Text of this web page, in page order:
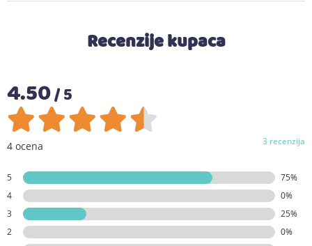
Recenzije kupaca
4.50/ 5
4 ocena 3 recenzija
5
75%
4
0%
3
25%
2
0%